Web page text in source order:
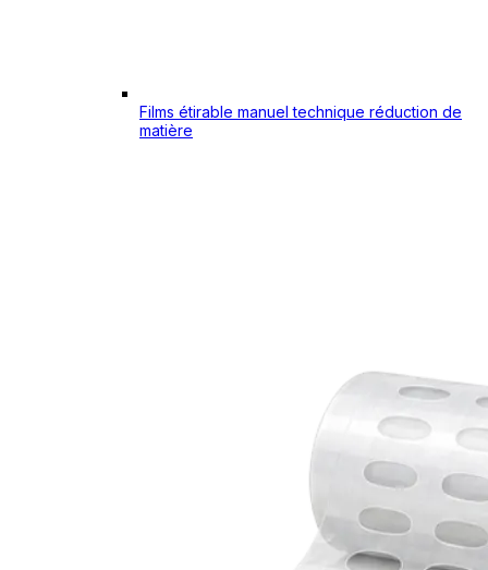
Films étirable manuel technique réduction de
matière